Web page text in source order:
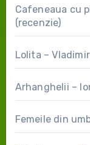
Cafeneaua cu
(recenzie)
Lolita –
Arhanghelii –
Femeile din